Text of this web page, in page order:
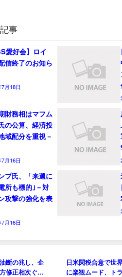
事
愛好会】ロイ
信終了のお知ら
月18日
財務相はマフム
の公算、経済投
域配分を重視－
月16日
プ氏、「来週に
所も標的｣－対
攻撃の強化を表
月16日
断の兆し、企
修正相次ぐ中
日米関税合意で世
に楽観ムード、ト